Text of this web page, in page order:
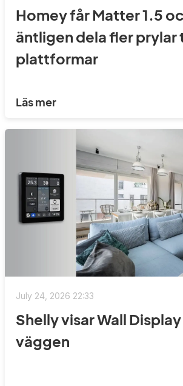
Homey får Matter 1.5
äntligen dela fler prylar
plattformar
Läs mer
July 24, 2026 22:33
Shelly visar Wall
väggen